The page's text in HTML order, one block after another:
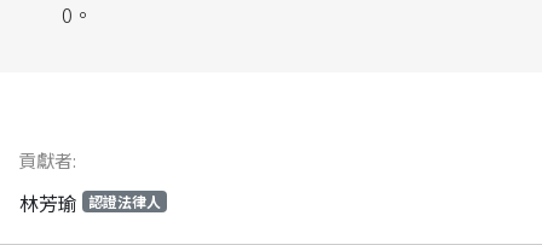
0。
貢獻者:
林芳瑜 認證法律人